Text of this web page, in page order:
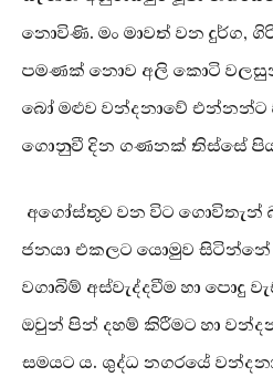
නොවිණි. මං මාවත් වන දුර්ග,
පමණක් නොව අලි කොටි
බෝ මළුව වන්දනාවේ එන්නන්ට
ගොනුවී දින ගණනක් තිස්සේ
අගෝස්තුව වන විට ගොවිතැන්
ජනයා එකලට යොමුව සිටින්නේ
වගාබිම් අස්වැද්දවීම හා පොදු
ඔවුන් පින් දහම් කිරීමට හා
සමයට ය. ශුද්ධ නගරයේ